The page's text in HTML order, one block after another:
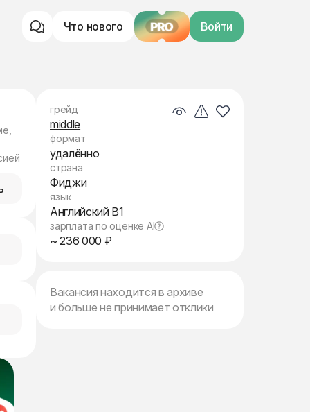
Что нового PRO Войти
грейд
middle
формат
удалённо
страна
Фиджи
язык
Английский B1
зарплата по оценке AI
~ 236 000 ₽
Вакансия находится в архиве
и больше не принимает отклики